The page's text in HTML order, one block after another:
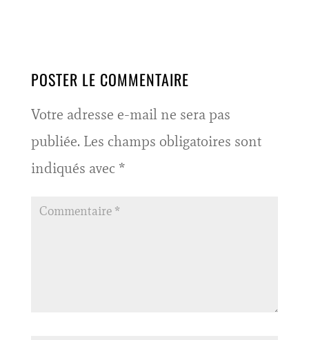
POSTER LE COMMENTAIRE
Votre adresse e-mail ne sera pas
publiée. Les champs obligatoires sont
indiqués avec *